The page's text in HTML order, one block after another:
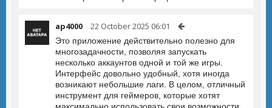
ap4000 22 October 2025 06:01
Это приложение действительно полезно для
многозадачности, позволяя запускать
несколько аккаунтов одной и той же игры.
Интерфейс довольно удобный, хотя иногда
возникают небольшие лаги. В целом, отличный
инструмент для геймеров, которые хотят